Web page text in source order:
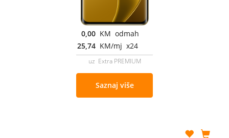
0,00 KM odmah
25,74 KM/mj x24
uz Extra PREMIUM
Saznaj više